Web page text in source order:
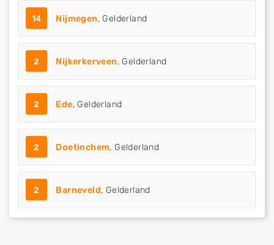
14 Nijmegen, Gelderland
2 Nijkerkerveen, Gelderland
2 Ede, Gelderland
2 Doetinchem, Gelderland
2 Barneveld, Gelderland